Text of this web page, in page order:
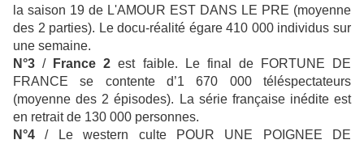
la saison 19 de L'AMOUR EST DANS LE PRE (moyenne
des 2 parties). Le docu-réalité égare 410 000 individus sur
une semaine.
N°3/ France 2 est faible. Le final de FORTUNE DE
FRANCE se contente d’1 670 000 téléspectateurs
(moyenne des 2 épisodes). La série française inédite est
en retrait de 130 000 personnes.
N°4/ Le western culte POUR UNE POIGNEE DE